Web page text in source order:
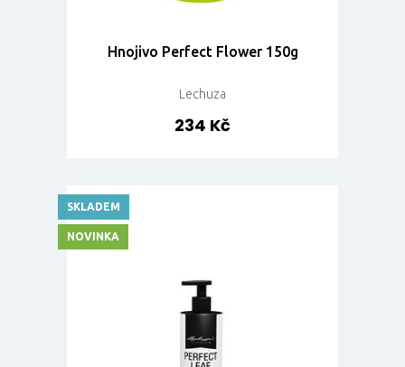
Hnojivo Perfect Flower 150g
Lechuza
234 Kč
SKLADEM
NOVINKA